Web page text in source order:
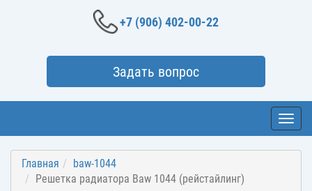
+7 (906) 402-00-22
Задать вопрос
Главная
baw-1044
Решетка радиатора Baw 1044 (рейстайлинг)